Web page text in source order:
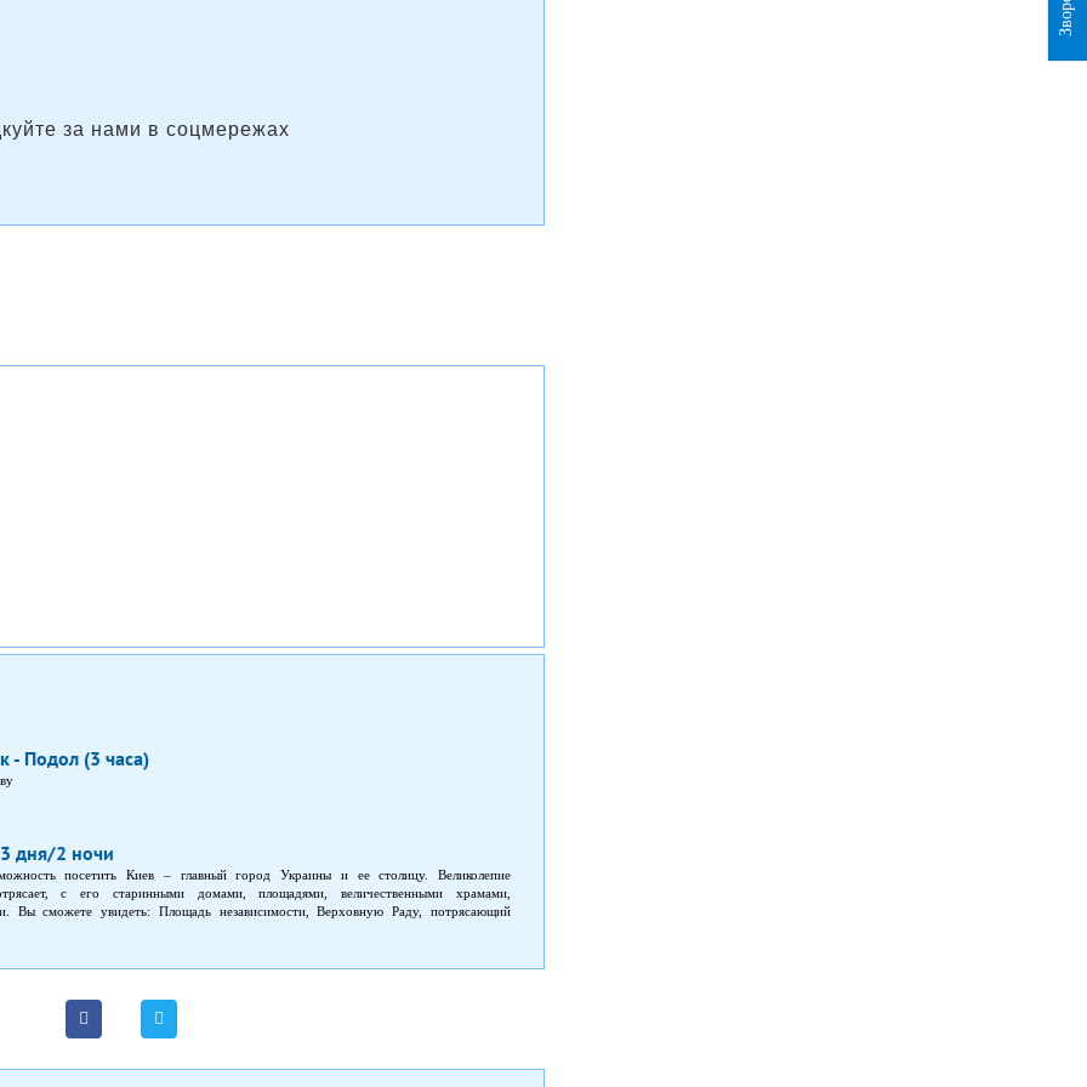
за нами в соцмережах
- Подол (3 часа)
дня/2 ночи
посетить Киев – главный город Украины и ее столицу. Великолепие
с его старинными домами, площадями, величественными храмами,
Вы сможете увидеть: Площадь независимости, Верховную Раду, потрясающий
узнать народные обычае, покататься на лошадях и прикоснуться к
украинские блюда в шинке или «кулишне». Период тура: 3 дня/2 ночи. Даты тура:
(не сборные группы). Источник фото: kalipsoua.com. Программа тура: День 1